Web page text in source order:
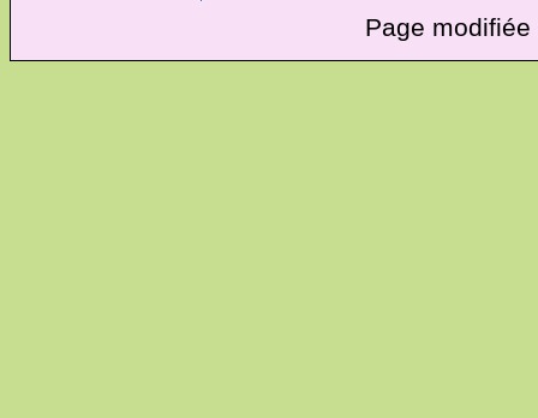
Page